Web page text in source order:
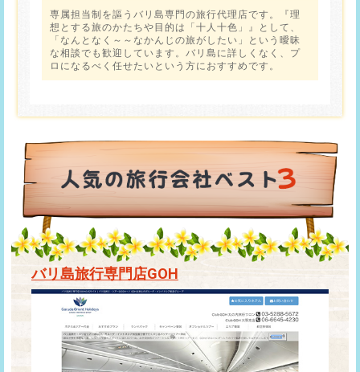
専属担当制を謳うバリ島専門の旅行代理店です。『理
想とする旅のかたちや目的は「十人十色」』として、
「なんとなく～～なかんじの旅がしたい」という曖昧
な相談でも歓迎しています。バリ島に詳しくなく、プ
ロになるべく任せたいという方におすすめです。
バリ島旅行専門店GOH